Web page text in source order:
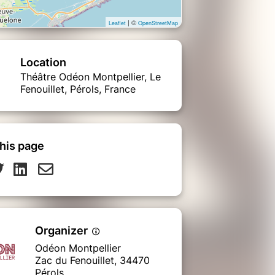
Leaflet | © OpenStreetMap
Location
Théâtre Odéon Montpellier, Le
Fenouillet, Pérols, France
page
Organizer
Odéon Montpellier
Zac du Fenouillet, 34470
Pérols